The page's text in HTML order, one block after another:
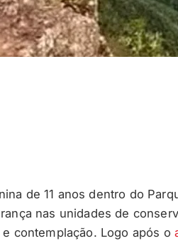
de 11 anos dentro do
nas unidades de
contemplação. Logo após o